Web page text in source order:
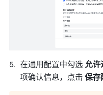
在通用配置中勾选 允
项确认信息，点击 保存